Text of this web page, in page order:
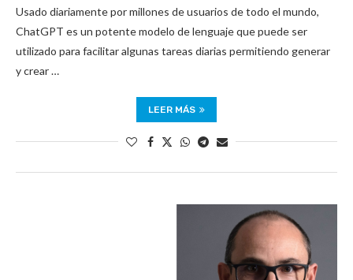
Usado diariamente por millones de usuarios de todo el mundo,
ChatGPT es un potente modelo de lenguaje que puede ser
utilizado para facilitar algunas tareas diarias permitiendo generar
y crear …
LEER MÁS